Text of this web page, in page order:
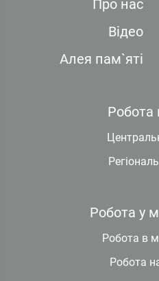
Про нас
Відео
Алея пам`яті
Робота
Робота у
Робота в
Робота